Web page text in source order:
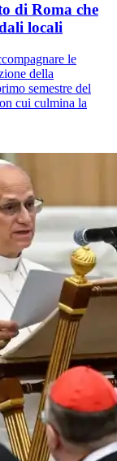
di Roma che
locali
le
della
semestre del
cui culmina la